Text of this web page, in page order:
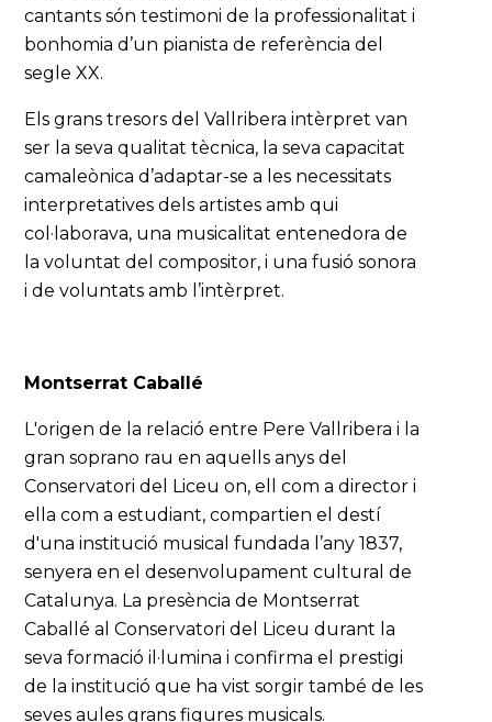
cantants són testimoni de la professionalitat i
bonhomia d’un pianista de referència del
segle XX.
Els grans tresors del Vallribera intèrpret van
ser la seva qualitat tècnica, la seva capacitat
camaleònica d’adaptar-se a les necessitats
interpretatives dels artistes amb qui
col·laborava, una musicalitat entenedora de
la voluntat del compositor, i una fusió sonora
i de voluntats amb l’intèrpret.
Montserrat Caballé
L'origen de la relació entre Pere Vallribera i la
gran soprano rau en aquells anys del
Conservatori del Liceu on, ell com a director i
ella com a estudiant, compartien el destí
d'una institució musical fundada l’any 1837,
senyera en el desenvolupament cultural de
Catalunya. La presència de Montserrat
Caballé al Conservatori del Liceu durant la
seva formació il·lumina i confirma el prestigi
de la institució que ha vist sorgir també de les
seves aules grans figures musicals.